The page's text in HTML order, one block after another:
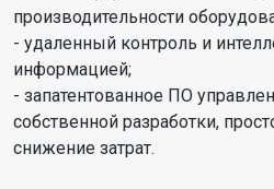
производительности
- удаленный контроль и
информацией;
- запатентованное ПО
собственной разработки,
снижение затрат.